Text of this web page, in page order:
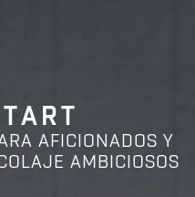
AFICIONADOS Y
AMBICIOSOS